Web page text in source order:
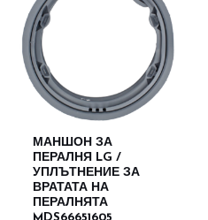
МАНШОН ЗА
ПЕРАЛНЯ LG /
УПЛЪТНЕНИЕ ЗА
ВРАТАТА НА
ПЕРАЛНЯТА
MDS66651605